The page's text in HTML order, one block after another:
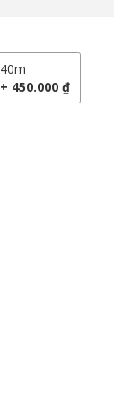
40m
+ 450.000 ₫